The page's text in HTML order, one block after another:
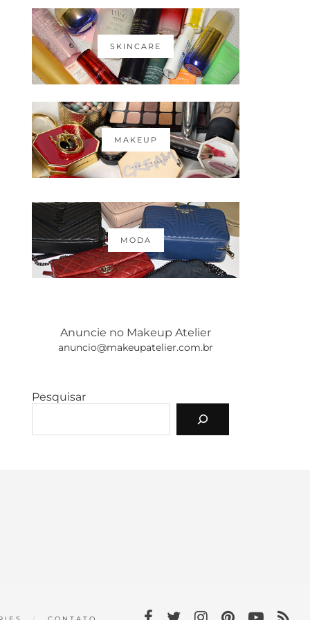
SKINCARE
MAKEUP
MODA
Anuncie no Makeup Atelier
anuncio@makeupatelier.com.br
Pesquisar